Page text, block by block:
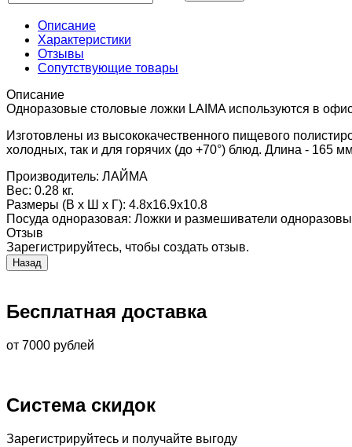
Описание
Характеристики
Отзывы
Сопутствующие товары
Описание
Одноразовые столовые ложки LAIMA используются в
Изготовлены из высококачественного пищевого
холодных, так и для горячих (до +70°) блюд. Длина - 165
Производитель: ЛАЙМА
Вес: 0.28 кг.
Размеры (В х Ш х Г): 4.8x16.9x10.8
Посуда одноразовая: Ложки и размешиватели
Отзыв
Зарегистрируйтесь, чтобы создать отзыв.
Бесплатная доставка
от 7000 рублей
Система скидок
Зарегистрируйтесь и получайте выгоду